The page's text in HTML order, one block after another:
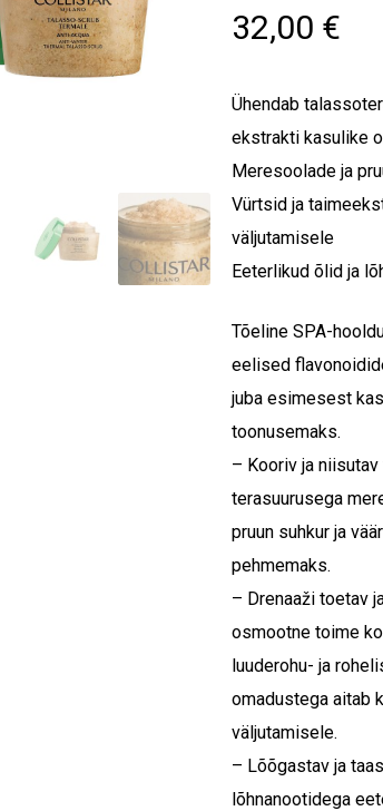
32,00 €
Ühendab
ekstrakti kasulike
Meresoolade ja
Vürtsid ja
väljutamisele
Eeterlikud õlid ja
Tõeline SPA-
eelised
juba esimesest
toonusemaks.
– Kooriv ja
terasuurusega
pruun suhkur ja
pehmemaks.
– Drenaaži toetav
osmootne toime
luuderohu- ja
omadustega aitab
väljutamisele.
– Lõõgastav ja
lõhnanootidega